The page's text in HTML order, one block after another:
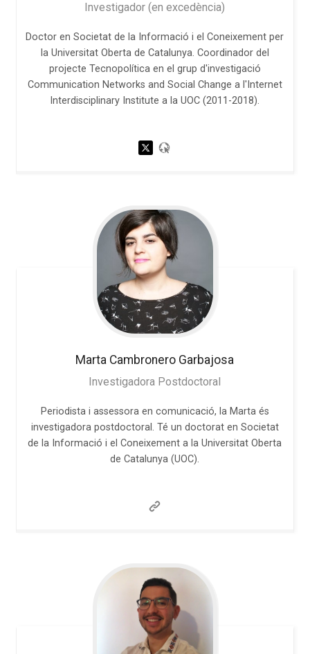
Investigador (en excedència)
Doctor en Societat de la Informació i el Coneixement per
la Universitat Oberta de Catalunya. Coordinador del
projecte Tecnopolítica en el grup d'investigació
Communication Networks and Social Change a l'Internet
Interdisciplinary Institute a la UOC (2011-2018).
Marta Cambronero Garbajosa
Investigadora Postdoctoral
Periodista i assessora en comunicació, la Marta és
investigadora postdoctoral. Té un doctorat en Societat
de la Informació i el Coneixement a la Universitat Oberta
de Catalunya (UOC).